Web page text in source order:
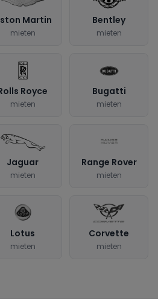
Martin
mieten
Bentley
mieten
Royce
mieten
Bugatti
mieten
Jaguar
mieten
Range Rover
mieten
Lotus
mieten
Corvette
mieten